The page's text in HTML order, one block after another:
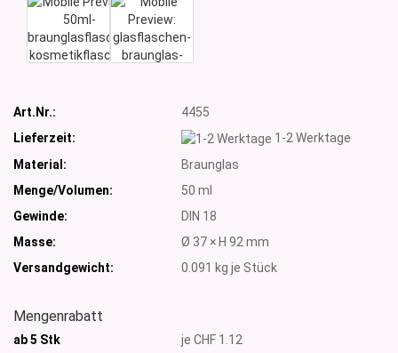
Art.Nr.:
4455
Lieferzeit:
1-2 Werktage
Material:
Braunglas
Menge/Volumen:
50 ml
Gewinde:
DIN 18
Masse:
Ø 37 × H 92 mm
Versandgewicht:
0.091 kg je Stück
Mengenrabatt
ab 5 Stk
je CHF 1.12